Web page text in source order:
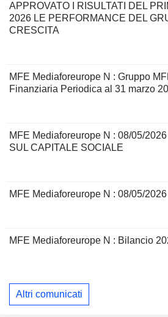
APPROVATO I RISULTATI DEL
2026 LE PERFORMANCE DEL
CRESCITA
MFE Mediaforeurope N : Gruppo
Finanziaria Periodica al 31 marzo
MFE Mediaforeurope N : 08/05/2026
SUL CAPITALE SOCIALE
MFE Mediaforeurope N : 08/05/
MFE Mediaforeurope N : Bilancio
Altri comunicati